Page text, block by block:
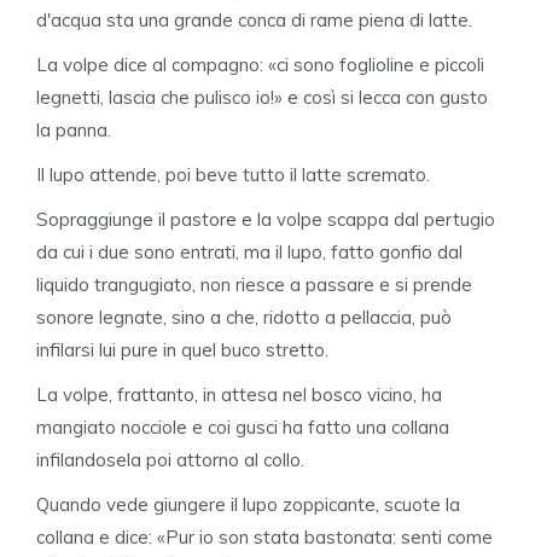
d'acqua sta una grande conca di rame piena di latte.
La volpe dice al compagno: «ci sono foglioline e piccoli
legnetti, lascia che pulisco io!» e così si lecca con gusto
la panna.
Il lupo attende, poi beve tutto il latte scremato.
Sopraggiunge il pastore e la volpe scappa dal pertugio
da cui i due sono entrati, ma il lupo, fatto gonfio dal
liquido trangugiato, non riesce a passare e si prende
sonore legnate, sino a che, ridotto a pellaccia, può
infilarsi lui pure in quel buco stretto.
La volpe, frattanto, in attesa nel bosco vicino, ha
mangiato nocciole e coi gusci ha fatto una collana
infilandosela poi attorno al collo.
Quando vede giungere il lupo zoppicante, scuote la
collana e dice: «Pur io son stata bastonata: senti come